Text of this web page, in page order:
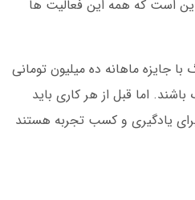
است که همه این فعالیت ها
جایزه ماهانه ده میلیون تومانی
اما قبل از هر کاری باید
یادگیری و کسب تجربه هستند